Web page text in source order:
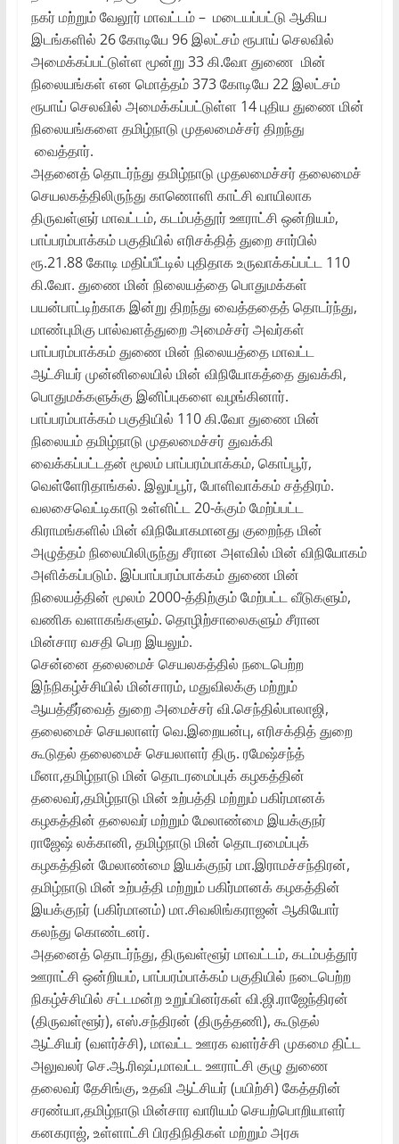
நகர் மற்றும் வேலூர் மாவட்டம் – மடையப்பட்டு ஆகிய
இடங்களில் 26 கோடியே 96 இலட்சம் ரூபாய் செலவில்
அமைக்கப்பட்டுள்ள மூன்று 33 கி.வோ துணை மின்
நிலையங்கள் என மொத்தம் 373 கோடியே 22 இலட்சம்
ரூபாய் செலவில் அமைக்கப்பட்டுள்ள 14 புதிய துணை மின்
நிலையங்களை தமிழ்நாடு முதலமைச்சர் திறந்து
வைத்தார்.
அதனைத் தொடர்ந்து தமிழ்நாடு முதலமைச்சர் தலைமைச்
செயலகத்திலிருந்து காணொளி காட்சி வாயிலாக
திருவள்ளுர் மாவட்டம், கடம்பத்தூர் ஊராட்சி ஒன்றியம்,
பாப்பரம்பாக்கம் பகுதியில் எரிசக்தித் துறை சார்பில்
ரூ.21.88 கோடி மதிப்பீட்டில் புதிதாக உருவாக்கப்பட்ட 110
கி.வோ. துணை மின் நிலையத்தை பொதுமக்கள்
பயன்பாட்டிற்காக இன்று திறந்து வைத்ததைத் தொடர்ந்து,
மாண்புமிகு பால்வளத்துறை அமைச்சர் அவர்கள்
பாப்பரம்பாக்கம் துணை மின் நிலையத்தை மாவட்ட
ஆட்சியர் முன்னிலையில் மின் விநியோகத்தை துவக்கி,
பொதுமக்களுக்கு இனிப்புகளை வழங்கினார்.
பாப்பரம்பாக்கம் பகுதியில் 110 கி.வோ துணை மின்
நிலையம் தமிழ்நாடு முதலமைச்சர் துவக்கி
வைக்கப்பட்டதன் மூலம் பாப்பரம்பாக்கம், கொப்பூர்,
வெள்ளேரிதாங்கல். இலுப்பூர், போளிவாக்கம் சத்திரம்.
வலசைவெட்டிகாடு உள்ளிட்ட 20-க்கும் மேற்ப்பட்ட
கிராமங்களில் மின் விநியோகமானது குறைந்த மின்
அழுத்தம் நிலையிலிருந்து சீரான அளவில் மின் விநியோகம்
அளிக்கப்படும். இப்பாப்பரம்பாக்கம் துணை மின்
நிலையத்தின் மூலம் 2000-த்திற்கும் மேற்பட்ட வீடுகளும்,
வணிக வளாகங்களும். தொழிற்சாலைகளும் சீரான
மின்சார வசதி பெற இயலும்.
சென்னை தலைமைச் செயலகத்தில் நடைபெற்ற
இந்நிகழ்ச்சியில் மின்சாரம், மதுவிலக்கு மற்றும்
ஆயத்தீர்வைத் துறை அமைச்சர் வி.செந்தில்பாலாஜி,
தலைமைச் செயலாளர் வெ.இறையன்பு, எரிசக்தித் துறை
கூடுதல் தலைமைச் செயலாளர் திரு. ரமேஷ்சந்த்
மீனா,தமிழ்நாடு மின் தொடரமைப்புக் கழகத்தின்
தலைவர்,தமிழ்நாடு மின் உற்பத்தி மற்றும் பகிர்மானக்
கழகத்தின் தலைவர் மற்றும் மேலாண்மை இயக்குநர்
ராஜேஷ் லக்கானி, தமிழ்நாடு மின் தொடரமைப்புக்
கழகத்தின் மேலாண்மை இயக்குநர் மா.இராமச்சந்திரன்,
தமிழ்நாடு மின் உற்பத்தி மற்றும் பகிர்மானக் கழகத்தின்
இயக்குநர் (பகிர்மானம்) மா.சிவலிங்கராஜன் ஆகியோர்
கலந்து கொண்டனர்.
அதனைத் தொடர்ந்து, திருவள்ளூர் மாவட்டம், கடம்பத்தூர்
ஊராட்சி ஒன்றியம், பாப்பரம்பாக்கம் பகுதியில் நடைபெற்ற
நிகழ்ச்சியில் சட்டமன்ற உறுப்பினர்கள் வி.ஜி.ராஜேந்திரன்
(திருவள்ளூர்), எஸ்.சந்திரன் (திருத்தணி), கூடுதல்
ஆட்சியர் (வளர்ச்சி), மாவட்ட ஊரக வளர்ச்சி முகமை திட்ட
அலுவலர் செ.ஆ.ரிஷப்,மாவட்ட ஊராட்சி குழு துணை
தலைவர் தேசிங்கு, உதவி ஆட்சியர் (பயிற்சி) கேத்தரின்
சரண்யா,தமிழ்நாடு மின்சார வாரியம் செயற்பொறியாளர்
கனகராஜ், உள்ளாட்சி பிரதிநிதிகள் மற்றும் அரசு